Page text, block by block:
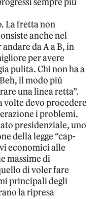
La fretta non
anche nel
da A a B, in
per avere
pulita. Chi non ha a
il modo più
una linea retta”.
volte devo procedere
i problemi.
presidenziale, uno
della legge “cap-
economici alle
massime di
di voler fare
principali degli
la ripresa